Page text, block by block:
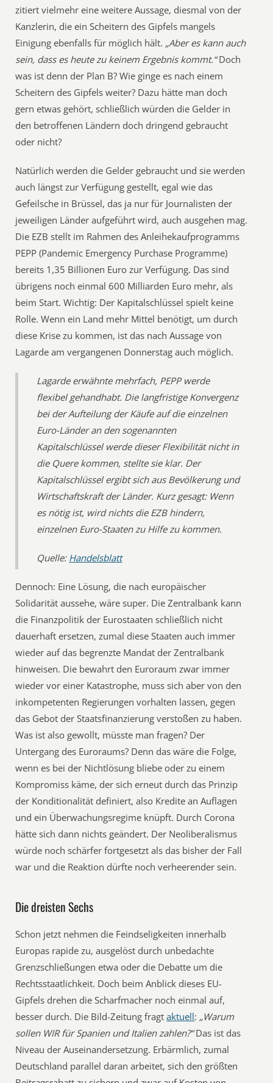
zitiert vielmehr eine weitere Aussage, diesmal von der
Kanzlerin, die ein Scheitern des Gipfels mangels
Einigung ebenfalls für möglich hält. „Aber es kann auch
sein, dass es heute zu keinem Ergebnis kommt.“Doch
was ist denn der Plan B? Wie ginge es nach einem
Scheitern des Gipfels weiter? Dazu hätte man doch
gern etwas gehört, schließlich würden die Gelder in
den betroffenen Ländern doch dringend gebraucht
oder nicht?
Natürlich werden die Gelder gebraucht und sie werden
auch längst zur Verfügung gestellt, egal wie das
Gefeilsche in Brüssel, das ja nur für Journalisten der
jeweiligen Länder aufgeführt wird, auch ausgehen mag.
Die EZB stellt im Rahmen des Anleihekaufprogramms
PEPP (Pandemic Emergency Purchase Programme)
bereits 1,35 Billionen Euro zur Verfügung. Das sind
übrigens noch einmal 600 Milliarden Euro mehr, als
beim Start. Wichtig: Der Kapitalschlüssel spielt keine
Rolle. Wenn ein Land mehr Mittel benötigt, um durch
diese Krise zu kommen, ist das nach Aussage von
Lagarde am vergangenen Donnerstag auch möglich.
Lagarde erwähnte mehrfach, PEPP werde
flexibel gehandhabt. Die langfristige Konvergenz
bei der Aufteilung der Käufe auf die einzelnen
Euro-Länder an den sogenannten
Kapitalschlüssel werde dieser Flexibilität nicht in
die Quere kommen, stellte sie klar. Der
Kapitalschlüssel ergibt sich aus Bevölkerung und
Wirtschaftskraft der Länder. Kurz gesagt: Wenn
es nötig ist, wird nichts die EZB hindern,
einzelnen Euro-Staaten zu Hilfe zu kommen.
Quelle: Handelsblatt
Dennoch: Eine Lösung, die nach europäischer
Solidarität aussehe, wäre super. Die Zentralbank kann
die Finanzpolitik der Eurostaaten schließlich nicht
dauerhaft ersetzen, zumal diese Staaten auch immer
wieder auf das begrenzte Mandat der Zentralbank
hinweisen. Die bewahrt den Euroraum zwar immer
wieder vor einer Katastrophe, muss sich aber von den
inkompetenten Regierungen vorhalten lassen, gegen
das Gebot der Staatsfinanzierung verstoßen zu haben.
Was ist also gewollt, müsste man fragen? Der
Untergang des Euroraums? Denn das wäre die Folge,
wenn es bei der Nichtlösung bliebe oder zu einem
Kompromiss käme, der sich erneut durch das Prinzip
der Konditionalität definiert, also Kredite an Auflagen
und ein Überwachungsregime knüpft. Durch Corona
hätte sich dann nichts geändert. Der Neoliberalismus
würde noch schärfer fortgesetzt als das bisher der Fall
war und die Reaktion dürfte noch verheerender sein.
Die dreisten Sechs
Schon jetzt nehmen die Feindseligkeiten innerhalb
Europas rapide zu, ausgelöst durch unbedachte
Grenzschließungen etwa oder die Debatte um die
Rechtsstaatlichkeit. Doch beim Anblick dieses EU-
Gipfels drehen die Scharfmacher noch einmal auf,
besser durch. Die Bild-Zeitung fragtaktuell: „Warum
sollen WIR für Spanien und Italien zahlen?“Das ist das
Niveau der Auseinandersetzung. Erbärmlich, zumal
Deutschland parallel daran arbeitet, sich den größten